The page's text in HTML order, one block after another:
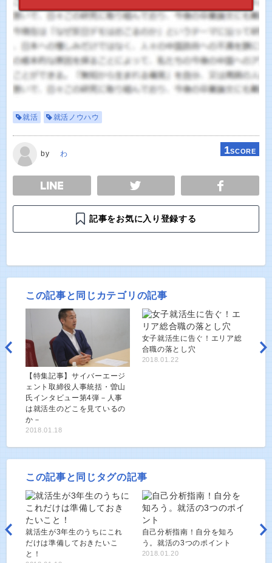
就活 就活ノウハウ
by わ 1SCORE
TWEET
記事をお気に入り登録する
この記事と同じカテゴリの記事
【特集記事】サイバーエージ
ェント取締役人事統括・曽山
氏インタビュー第4弾－人事
は就活生のどこを見ているの
か－
2018.01.18
女子就活生に告ぐ！エリア総
合職の落とし穴
2018.01.22
この記事と同じタグの記事
就活生が3年生のうちにこれ
だけは準備しておきたいこ
と！
自己分析指南！自分を知ろ
う。就活の3つのポイント
2018.01.20